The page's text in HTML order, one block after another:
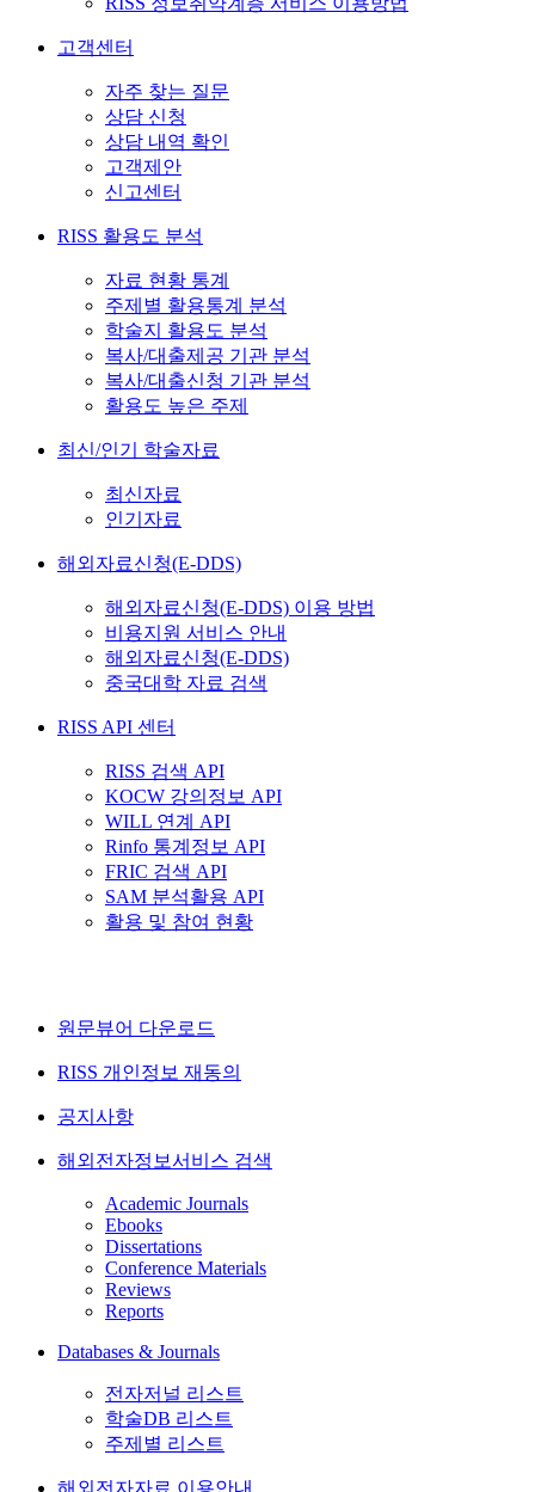
고객센터
자주 찾는 질문
상담 신청
상담 내역 확인
고객제안
신고센터
RISS 활용도 분석
자료 현황 통계
주제별 활용통계 분석
학술지 활용도 분석
복사/대출제공 기관 분석
복사/대출신청 기관 분석
활용도 높은 주제
최신/인기 학술자료
최신자료
인기자료
해외자료신청(E-DDS)
해외자료신청(E-DDS) 이용 방법
비용지원 서비스 안내
해외자료신청(E-DDS)
중국대학 자료 검색
RISS API 센터
RISS 검색 API
KOCW 강의정보 API
WILL 연계 API
Rinfo 통계정보 API
FRIC 검색 API
SAM 분석활용 API
활용 및 참여 현황
원문뷰어 다운로드
RISS 개인정보 재동의
공지사항
해외전자정보서비스 검색
Academic Journals
Ebooks
Dissertations
Conference Materials
Reviews
Reports
Databases & Journals
전자저널 리스트
학술DB 리스트
주제별 리스트
해외전자자료 이용안내